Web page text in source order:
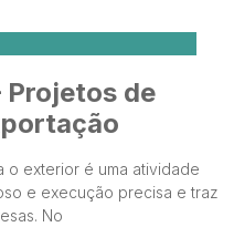
Projetos de
o exterior é uma atividade
e execução precisa e traz
No